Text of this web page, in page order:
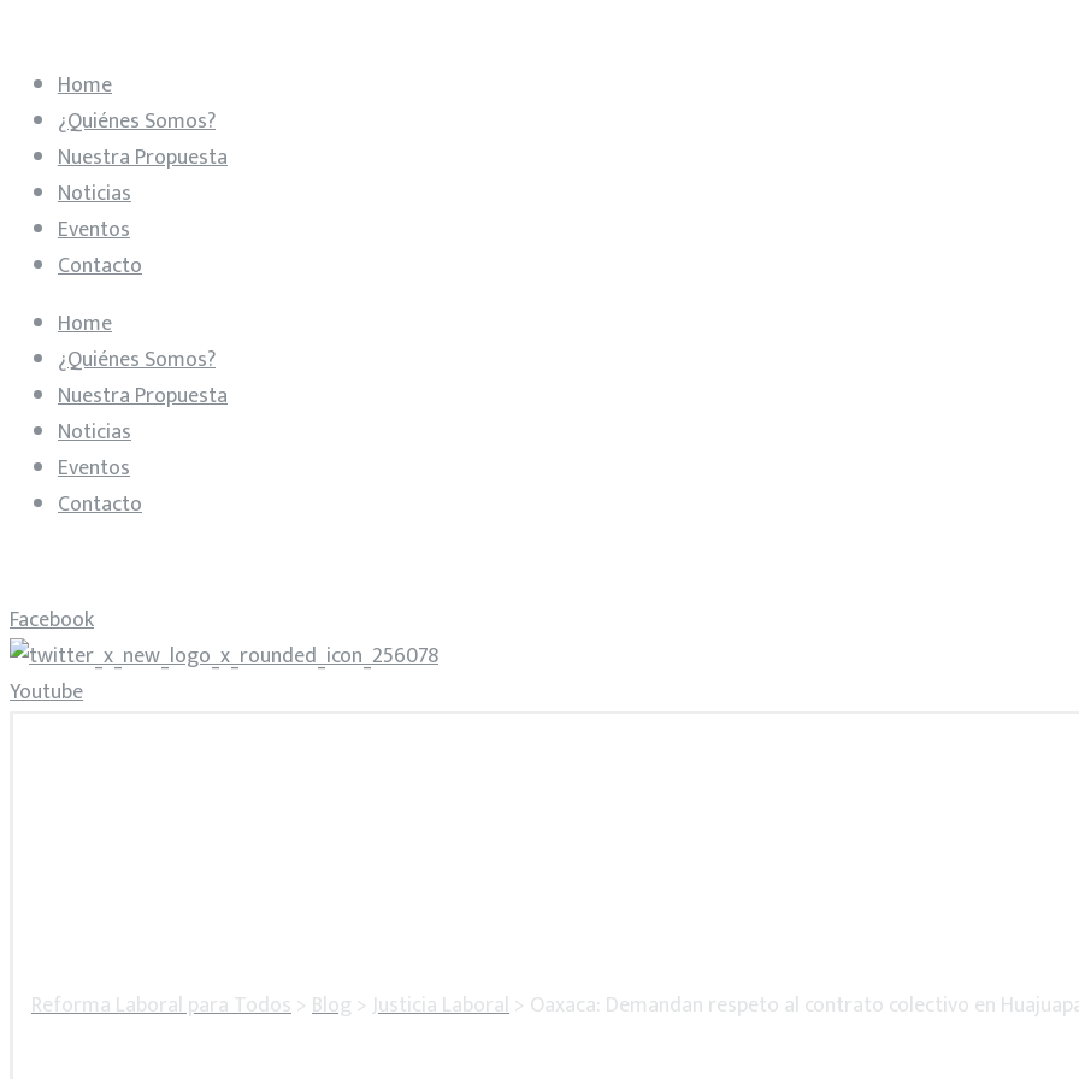
Home
¿Quiénes Somos?
Nuestra Propuesta
Noticias
Eventos
Contacto
Home
¿Quiénes Somos?
Nuestra Propuesta
Noticias
Eventos
Contacto
Facebook
Youtube
Reforma Laboral para Todos> Blog > Justicia Laboral> Oaxaca: Demandan respeto al contrato colectivo en